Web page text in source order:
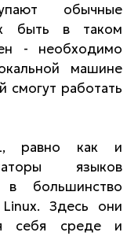
обычные
быть в таком
- необходимо
машине
смогут работать
равно как и
языков
в большинство
Здесь они
себя среде и